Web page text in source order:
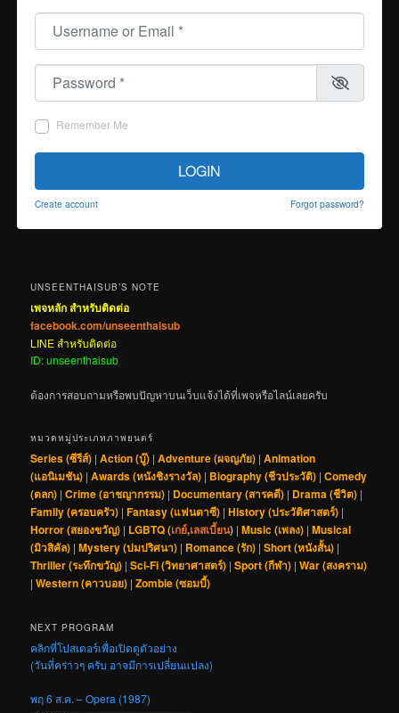
Username or Email
Password
Remember Me
LOGIN
Create account Forgot password?
UNSEENTHAISUB’S NOTE
เพจหลัก สำหรับติดต่อ
facebook.com/unseenthaisub
LINE สำหรับติดต่อ
ID: unseenthaisub
ต้องการสอบถามหรือพบปัญหาบนเว็บแจ้งได้ที่เพจหรือไลน์เลยครับ
หมวดหมู่ประเภทภาพยนตร์
Series (ซีรีส์) |Action (บู๊) |Adventure (ผจญภัย) |Animation
(แอนิเมชัน) |Awards (หนังชิงรางวัล) | Biography (ชีวประวัติ) |Comedy
(ตลก) |Crime (อาชญากรรม) | Documentary (สารคดี) | Drama (ชีวิต) |
Family (ครอบครัว) |Fantasy (แฟนตาซี) |History (ประวัติศาสตร์) |
Horror (สยองขวัญ) | LGBTQ (เกย์,เลสเบี้ยน) |Music (เพลง) |Musical
(มิวสิคัล) |Mystery (ปมปริศนา) | Romance (รัก) |Short (หนังสั้น) |
Thriller (ระทึกขวัญ) |Sci-Fi (วิทยาศาสตร์) |Sport (กีฬา) |War (สงคราม)
|Western (คาวบอย) |Zombie (ซอมบี้)
NEXT PROGRAM
คลิกที่โปสเตอร์เพื่อเปิดดูตัวอย่าง
(วันที่คร่าวๆ ครับ อาจมีการเปลี่ยนแปลง)
พฤ 6 ส.ค. – Opera (1987)